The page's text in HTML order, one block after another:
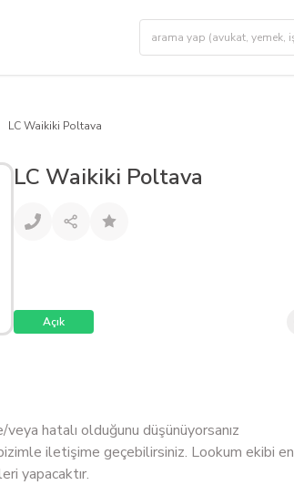
LC Waikiki Poltava
LC Waikiki Poltava
Açık
hatalı olduğunu düşünüyorsanız
iletişime geçebilirsiniz. Lookum ekibi en
yapacaktır.